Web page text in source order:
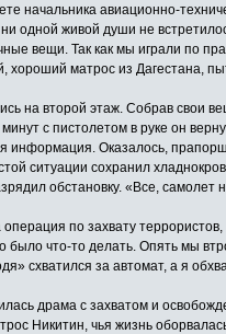
начальника авиационно-
одной живой души не
вещи. Так как мы играли по
хороший матрос из Дагестана,
на второй этаж. Собрав свои
с пистолетом в руке он
информация. Оказалось,
ситуации сохранил
обстановку. «Все,
по захвату
было что-то делать. Опять мы
схватился за автомат, а я
драма с захватом и
Никитин, чья жизнь